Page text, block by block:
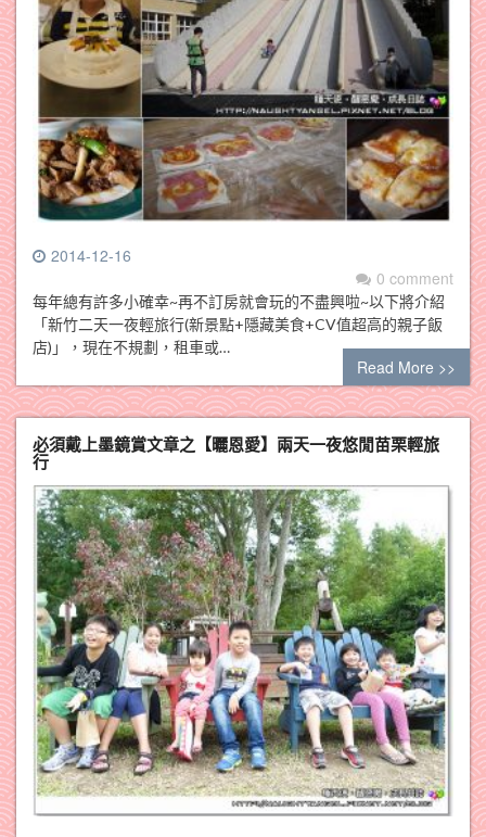
2014-12-16
0 comment
每年總有許多小確幸~再不訂房就會玩的不盡興啦~以下將介紹
「新竹二天一夜輕旅行(新景點+隱藏美食+CV值超高的親子飯
店)」，現在不規劃，租車或…
Read More >>
必須戴上墨鏡賞文章之【曬恩愛】兩天一夜悠閒苗栗輕旅
行